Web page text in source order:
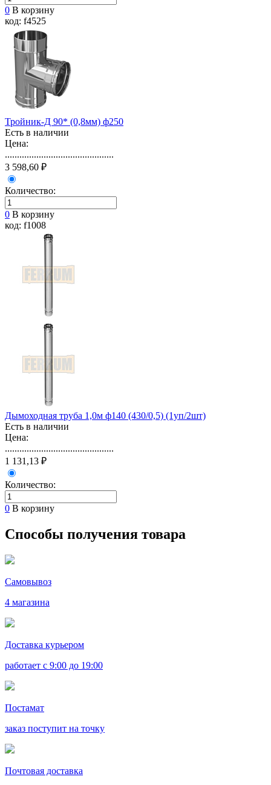
0 В корзину
код: f4525
Тройник-Д 90* (0,8мм) ф250
Есть в наличии
Цена:
.............................................
3 598,60 ₽
Количество:
0 В корзину
код: f1008
Дымоходная труба 1,0м ф140 (430/0,5) (1уп/2шт)
Есть в наличии
Цена:
.............................................
1 131,13 ₽
Количество:
0 В корзину
Способы получения товара
Самовывоз
4 магазина
Доставка курьером
работает с 9:00 до 19:00
Постамат
заказ поступит на точку
Почтовая доставка